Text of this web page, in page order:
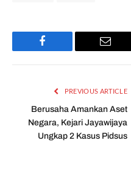
Facebook Email
PREVIOUS ARTICLE
Berusaha Amankan Aset
Negara, Kejari Jayawijaya
Ungkap 2 Kasus Pidsus